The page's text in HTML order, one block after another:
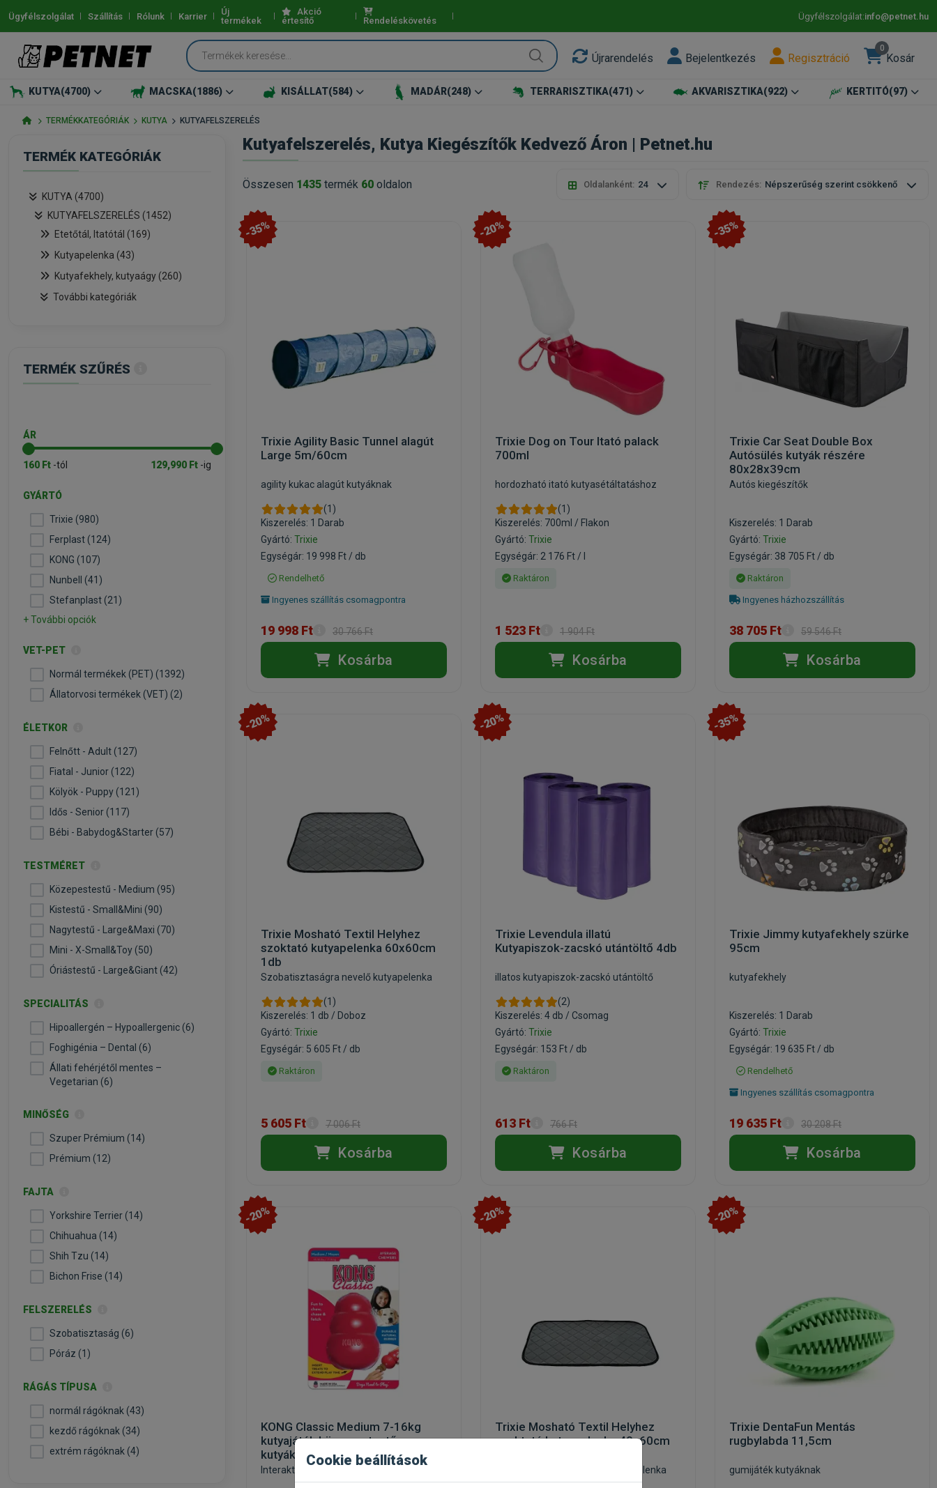
Ügyfélszolgálat Szállítás Rólunk Karrier
Új
termékek
Akció
értesítő
Rendeléskövetés Ügyfélszolgálat:info@petnet.hu
Újrarendelés Bejelentkezés Regisztráció
0
Kosár
KUTYA(4700) MACSKA(1886) KISÁLLAT(584) MADÁR(248) TERRARISZTIKA(471) AKVARISZTIKA(922) KERTITÓ(97)
TERMÉKKATEGÓRIÁK KUTYA KUTYAFELSZERELÉS
Kutyafelszerelés, Kutya Kiegészítők Kedvező Áron | Petnet.hu
Összesen 1435 termék 60 oldalon Oldalanként: 24 Rendezés: Népszerűség szerint csökkenő
-35%
Trixie Agility Basic Tunnel alagút
Large 5m/60cm
agility kukac alagút kutyáknak
(1)
Kiszerelés: 1 Darab
Gyártó: Trixie
Egységár: 19 998 Ft / db
Rendelhető
Ingyenes szállítás csomagpontra
19 998 Ft 30 766 Ft
Kosárba
-20%
Trixie Dog on Tour Itató palack
700ml
hordozható itató kutyasétáltatáshoz
(1)
Kiszerelés: 700ml / Flakon
Gyártó: Trixie
Egységár: 2 176 Ft / l
Raktáron
1 523 Ft 1 904 Ft
Kosárba
-35%
Trixie Car Seat Double Box
Autósülés kutyák részére
80x28x39cm
Autós kiegészítők
Kiszerelés: 1 Darab
Gyártó: Trixie
Egységár: 38 705 Ft / db
Raktáron
Ingyenes házhozszállítás
38 705 Ft 59 546 Ft
Kosárba
-20%
Trixie Mosható Textil Helyhez
szoktató kutyapelenka 60x60cm
1db
Szobatisztaságra nevelő kutyapelenka
(1)
Kiszerelés: 1 db / Doboz
Gyártó: Trixie
Egységár: 5 605 Ft / db
Raktáron
5 605 Ft 7 006 Ft
Kosárba
-20%
Trixie Levendula illatú
Kutyapiszok-zacskó utántöltő 4db
illatos kutyapiszok-zacskó utántöltő
(2)
Kiszerelés: 4 db / Csomag
Gyártó: Trixie
Egységár: 153 Ft / db
Raktáron
613 Ft 766 Ft
Kosárba
-35%
Trixie Jimmy kutyafekhely szürke
95cm
kutyafekhely
Kiszerelés: 1 Darab
Gyártó: Trixie
Egységár: 19 635 Ft / db
Rendelhető
Ingyenes szállítás csomagpontra
19 635 Ft 30 208 Ft
Kosárba
-20%
KONG Classic Medium 7-16kg
kutyajáték közepes testű
kutyáknak
Interaktív, tölthető játék kutyáknak
-20%
Trixie Mosható Textil Helyhez
szoktató kutyapelenka 40x60cm
Szobatisztaságra nevelő kutyapelenka
-20%
Trixie DentaFun Mentás
rugbylabda 11,5cm
gumijáték kutyáknak
TERMÉK KATEGÓRIÁK
KUTYA (4700)
KUTYAFELSZERELÉS (1452)
Etetőtál, Itatótál (169)
Kutyapelenka (43)
Kutyafekhely, kutyaágy (260)
További kategóriák
TERMÉK SZŰRÉS
ÁR
160 Ft -tól 129,990 Ft -ig
GYÁRTÓ
Trixie (980)
Ferplast (124)
KONG (107)
Nunbell (41)
Stefanplast (21)
+ További opciók
VET-PET
Normál termékek (PET) (1392)
Állatorvosi termékek (VET) (2)
ÉLETKOR
Felnőtt - Adult (127)
Fiatal - Junior (122)
Kölyök - Puppy (121)
Idős - Senior (117)
Bébi - Babydog&Starter (57)
TESTMÉRET
Közepestestű - Medium (95)
Kistestű - Small&Mini (90)
Nagytestű - Large&Maxi (70)
Mini - X-Small&Toy (50)
Óriástestű - Large&Giant (42)
SPECIALITÁS
Hipoallergén – Hypoallergenic (6)
Foghigénia – Dental (6)
Állati fehérjétől mentes –
Vegetarian (6)
MINŐSÉG
Szuper Prémium (14)
Prémium (12)
FAJTA
Yorkshire Terrier (14)
Chihuahua (14)
Shih Tzu (14)
Bichon Frise (14)
FELSZERELÉS
Szobatisztaság (6)
Póráz (1)
RÁGÁS TÍPUSA
normál rágóknak (43)
kezdő rágóknak (34)
extrém rágóknak (4)
Cookie beállítások